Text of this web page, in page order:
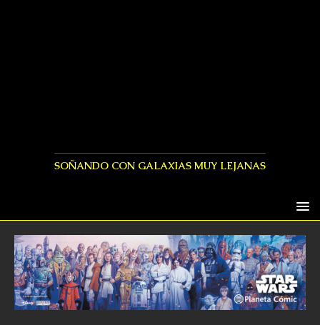
SOÑANDO CON GALAXIAS MUY LEJANAS